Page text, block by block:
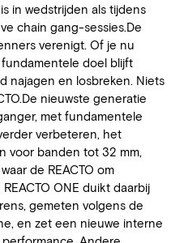
in wedstrijden als tijdens
chain gang-sessies.De
verenigt. Of je nu
doel blijft
najagen en losbreken. Niets
nieuwste generatie
met fundamentele
verbeteren, het
voor banden tot 32 mm,
de REACTO om
ONE duikt daarbij
gemeten volgens de
en zet een nieuwe interne